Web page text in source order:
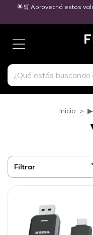
🌟🛒 Aprovechá estos
Inicio > ▶
Filtrar